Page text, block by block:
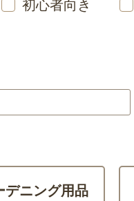
初心者向き
デニング用品